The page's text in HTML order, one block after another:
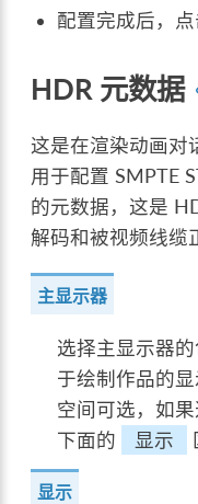
配置完成后，点
HDR 元数据
这是在渲染动画对
用于配置 SMPTE
的元数据，这是
解码和被视频线缆
主显示器
选择主显示器
于绘制作品的
空间可选，如
下面的
显示
显示